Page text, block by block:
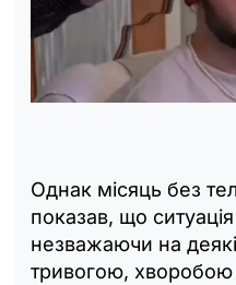
Однак місяць без
показав, що
незважаючи на
тривогою, хворобою